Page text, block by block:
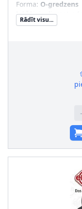
Forma: O-gredzens
Iekšējais diametrs
Ārējais diametrs
Rādīt visu...
-